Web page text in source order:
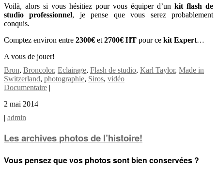
Voilà, alors si vous hésitiez pour vous équiper d’un kit flash de
studio professionnel, je pense que vous serez probablement
conquis.
Comptez environ entre 2300€ et 2700€ HT pour ce kit Expert…
A vous de jouer!
Bron, Broncolor, Eclairage, Flash de studio, Karl Taylor, Made in
Switzerland, photographie, Siros, vidéo
Documentaire |
2 mai 2014
| admin
Les archives photos de l’histoire!
Vous pensez que vos photos sont bien conservées ?